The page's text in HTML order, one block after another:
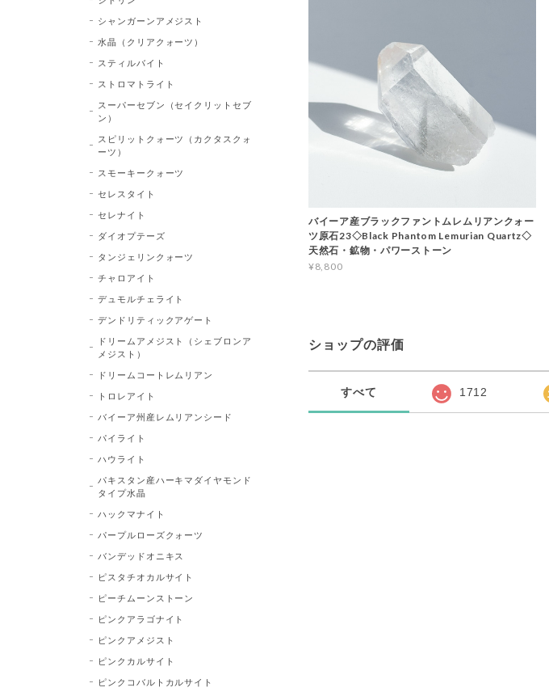
バイーア産ブラックファントムレムリアンクォー
ツ原石23◇Black Phantom Lemurian Quartz◇
天然石・鉱物・パワーストーン
¥8,800
ショップの評価
すべて 1712
シャンガーンアメジスト
水晶（クリアクォーツ）
スティルバイト
ストロマトライト
スーパーセブン（セイクリットセブ
ン）
スピリットクォーツ（カクタスクォ
ーツ）
スモーキークォーツ
セレスタイト
セレナイト
ダイオプテーズ
タンジェリンクォーツ
チャロアイト
デュモルチェライト
デンドリティックアゲート
ドリームアメジスト（シェブロンア
メジスト）
ドリームコートレムリアン
トロレアイト
バイーア州産レムリアンシード
パイライト
ハウライト
パキスタン産ハーキマダイヤモンド
タイプ水晶
ハックマナイト
パープルローズクォーツ
バンデッドオニキス
ピスタチオカルサイト
ピーチムーンストーン
ピンクアラゴナイト
ピンクアメジスト
ピンクカルサイト
ピンクコバルトカルサイト